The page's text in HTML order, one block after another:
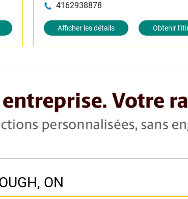
4162938878
Afficher les détails Obtenir
ON